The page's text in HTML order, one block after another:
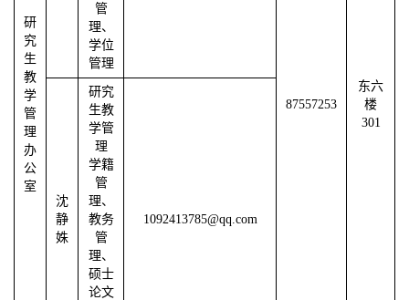
研
究
生
教
学
管
理
办
公
室
管
理、
学位
管理
87557253
东六
楼
301
沈
静
姝
研究
生教
学管
理
学籍
管
理、
教务
管
理、
硕士
论文
1092413785@qq.com